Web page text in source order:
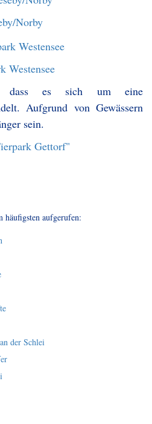
Norby
Westensee
dass es sich um eine
Aufgrund von Gewässern
sein.
Gettorf"
häufigsten aufgerufen:
der Schlei